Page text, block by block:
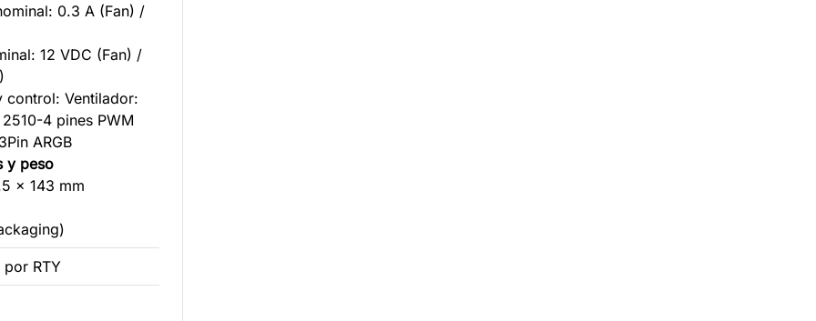
0.3 A (Fan) /
12 VDC (Fan) /
control: Ventilador:
4 pines PWM
ARGB
y peso
x 143 mm
RTY